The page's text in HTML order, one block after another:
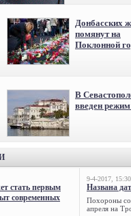
Донбасских
помянут на
Поклонной
В
введен
стать первым
современных
9-4-2017, 15:30
Названа
Похороны
апреля на